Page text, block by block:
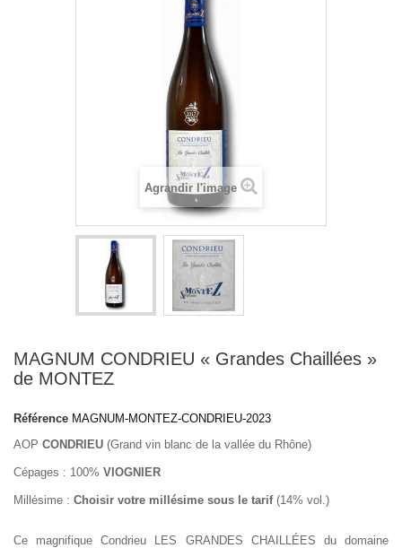
Agrandir l'image
MAGNUM CONDRIEU « Grandes Chaillées »
de MONTEZ
Référence MAGNUM-MONTEZ-CONDRIEU-2023
AOP CONDRIEU (Grand vin blanc de la vallée du Rhône)
Cépages : 100% VIOGNIER
Millésime : Choisir votre millésime sous le tarif(14% vol.)
Ce magnifique Condrieu LES GRANDES CHAILLÉES du domaine